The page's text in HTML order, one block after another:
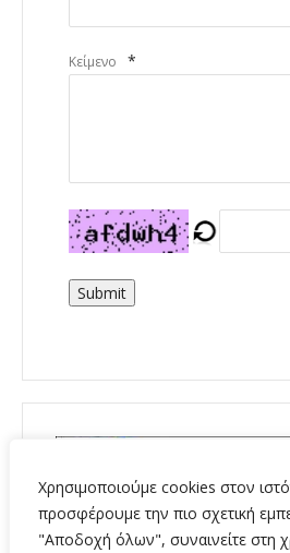
Χρησιμοποιούμε cookies στον
προσφέρουμε την πιο σχετική
"Αποδοχή όλων", συναινείτε στη
Κείμενο *
Submit